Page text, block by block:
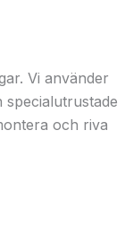
Vi använder
och riva